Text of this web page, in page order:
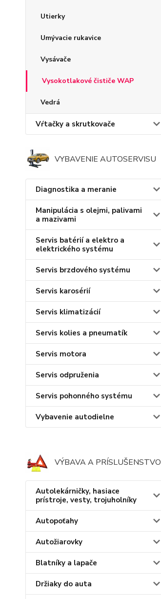
Utierky
Umývacie rukavice
Vysávače
Vysokotlakové čističe WAP
Vedrá
Vŕtačky a skrutkovače
VYBAVENIE AUTOSERVISU
Diagnostika a meranie
Manipulácia s olejmi, palivami
a mazivami
Servis batérií a elektro a
elektrického systému
Servis brzdového systému
Servis karosérií
Servis klimatizácií
Servis kolies a pneumatík
Servis motora
Servis odpruženia
Servis pohonného systému
Vybavenie autodielne
VÝBAVA A PRÍSLUŠENSTVO
Autolekárničky, hasiace
prístroje, vesty, trojuholníky
Autopoťahy
Autožiarovky
Blatníky a lapače
Držiaky do auta